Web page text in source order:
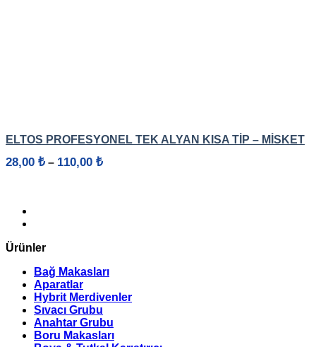
ELTOS PROFESYONEL TEK ALYAN KISA TIP – MISKET
28,00 ₺ – 110,00 ₺
Ürünler
Bağ Makasları
Aparatlar
Hybrit Merdivenler
Sıvacı Grubu
Anahtar Grubu
Boru Makasları